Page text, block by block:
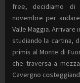
free, decidiamo di
novembre per
Valle Maggia.
studiando la cartina,
primis al Monte di
che traversa a
Cavergno